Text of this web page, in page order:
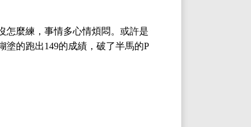
怎麼練，事情多心情煩悶。或許是
塗的跑出149的成績，破了半馬的P